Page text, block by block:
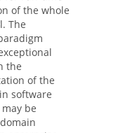
of the whole
The
the
of the
software
be